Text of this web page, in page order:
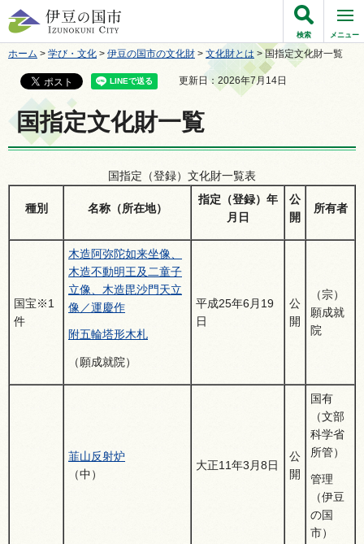
伊豆の国市
検索 メニュー
ホーム > 学び・文化 > 伊豆の国市の文化財 > 文化財とは > 国指定文化財一覧
更新日：2026年7月14日
国指定文化財一覧
国指定（登録）文化財一覧表
種別 名称（所在地）
指定（登録）年
月日
公
開
所有者
国宝※1
件
木造阿弥陀如来坐像、
木造不動明王及二童子
立像、木造毘沙門天立
像／運慶作
附五輪塔形木札
（願成就院）
平成25年6月19
日
公
開
（宗）
願成就
院
韮山反射炉
（中）
大正11年3月8日
公
開
国有
（文部
科学省
所管）
管理
（伊豆
の国
市）